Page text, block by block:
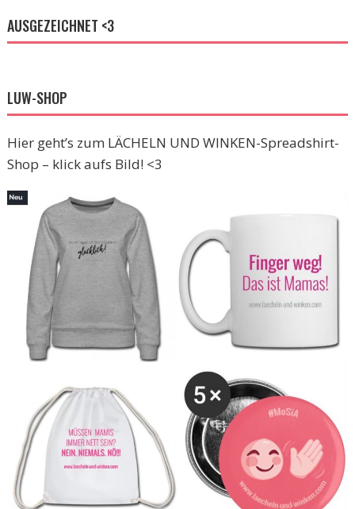
AUSGEZEICHNET <3
LUW-SHOP
Hier geht’s zum LÄCHELN UND WINKEN-Spreadshirt-
Shop – klick aufs Bild! <3